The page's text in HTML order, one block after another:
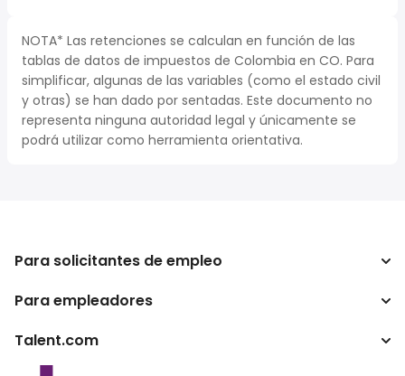
NOTA* Las retenciones se calculan en función de las
tablas de datos de impuestos de Colombia en CO. Para
simplificar, algunas de las variables (como el estado civil
y otras) se han dado por sentadas. Este documento no
representa ninguna autoridad legal y únicamente se
podrá utilizar como herramienta orientativa.
Para solicitantes de empleo
Buscador de trabajo
Para empleadores
Empresa
Talent.com